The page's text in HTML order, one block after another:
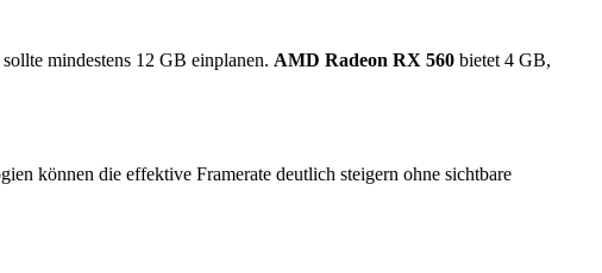
mindestens 12 GB einplanen. AMD Radeon RX 560 bietet 4 GB,
können die effektive Framerate deutlich steigern ohne sichtbare